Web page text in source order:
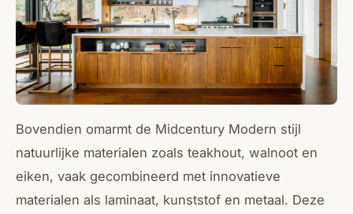
Bovendien omarmt de Midcentury Modern stijl
natuurlijke materialen zoals teakhout, walnoot en
eiken, vaak gecombineerd met innovatieve
materialen als laminaat, kunststof en metaal. Deze